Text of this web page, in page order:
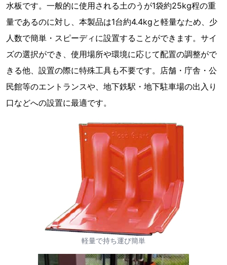
水板です。一般的に使用される土のうが1袋約25kg程の重
量であるのに対し、本製品は1台約4.4kgと軽量なため、少
人数で簡単・スピーディに設置することができます。サイ
ズの選択ができ、使用場所や環境に応じて配置の調整がで
きる他、設置の際に特殊工具も不要です。店舗・庁舎・公
民館等のエントランスや、地下鉄駅・地下駐車場の出入り
口などへの設置に最適です。
軽量で持ち運び簡単